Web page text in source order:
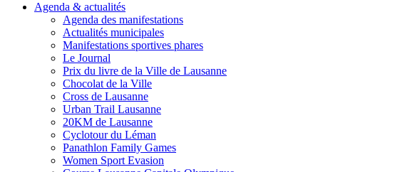
Agenda & actualités
Agenda des manifestations
Actualités municipales
Manifestations sportives phares
Le Journal
Prix du livre de la Ville de Lausanne
Chocolat de la Ville
Cross de Lausanne
Urban Trail Lausanne
20KM de Lausanne
Cyclotour du Léman
Panathlon Family Games
Women Sport Evasion